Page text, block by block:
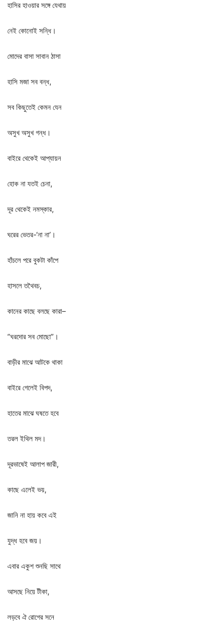
হাসির হাওয়ার সঙ্গে যেথায়
নেই কোনোই সন্ধি।
মোদের বাসা সাবান ঠাসা
হাসি মজা সব বন্ধ,
সব কিছুতেই কেমন যেন
অসুখ অসুখ গন্ধ।
বাইরে থেকেই আপ্যায়ন
হোক না যতই চেনা,
দূর থেকেই নমস্কার,
ঘরের ভেতর-‘না না’ ।
হাঁচলে পরে বুকটা কাঁপে
হাসলে তথৈবচ,
কানের কাছে বলছে কারা–
“ঘরদোর সব মোছো” ।
বাড়ীর মাঝে আটকে থাকা
বাইরে গেলেই বিপদ,
হাতের মাঝে ঘষতে হবে
তরল ইথিল মদ।
দূরভাষেই আলাপ জারী,
কাছে এলেই ভয়,
জানি না হায় কবে এই
যুদ্ধ হবে জয়।
এবার একুশ শুনছি সাথে
আসছে নিয়ে টীকা,
লড়বে ঐ রোগের সনে